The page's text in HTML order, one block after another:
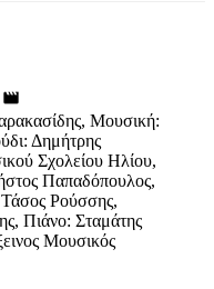
movie
Μουσική:
Δημήτρης
Σχολείου Ηλίου,
Παπαδόπουλος,
Ρούσσης,
Πιάνο: Σταμάτης
Μουσικός